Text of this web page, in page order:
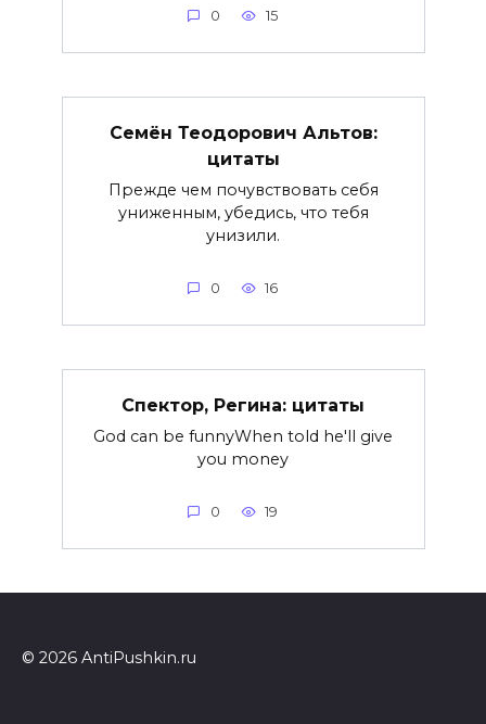
0 15
Семён Теодорович Альтов:
цитаты
Прежде чем почувствовать себя
униженным, убедись, что тебя
унизили.
0 16
Спектор, Регина: цитаты
God can be funnyWhen told he'll give
you money
0 19
© 2026 AntiPushkin.ru